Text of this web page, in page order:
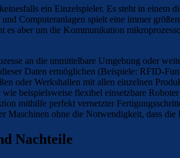
ein Einzelspieler. Es steht in einem
Computeranlagen spielt eine immer
aber um die Kommunikation
an die unmittelbare Umgebung oder
Daten ermöglichen (Beispiele: RFID-
oder Werkshallen mit allen einzelnen
beispielsweise flexibel einsetzbare
mithilfe perfekt vernetzter
Maschinen ohne die Notwendigkeit, dass
Nachteile